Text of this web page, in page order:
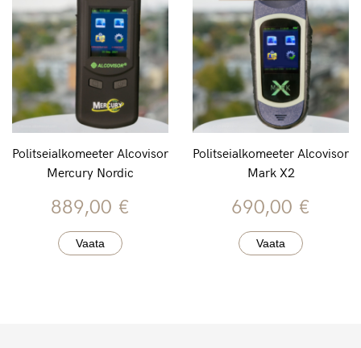
Politseialkomeeter Alcovisor
Mercury Nordic
889,00 €
Vaata
Politseialkomeeter Alcovisor
Mark X2
690,00 €
Vaata